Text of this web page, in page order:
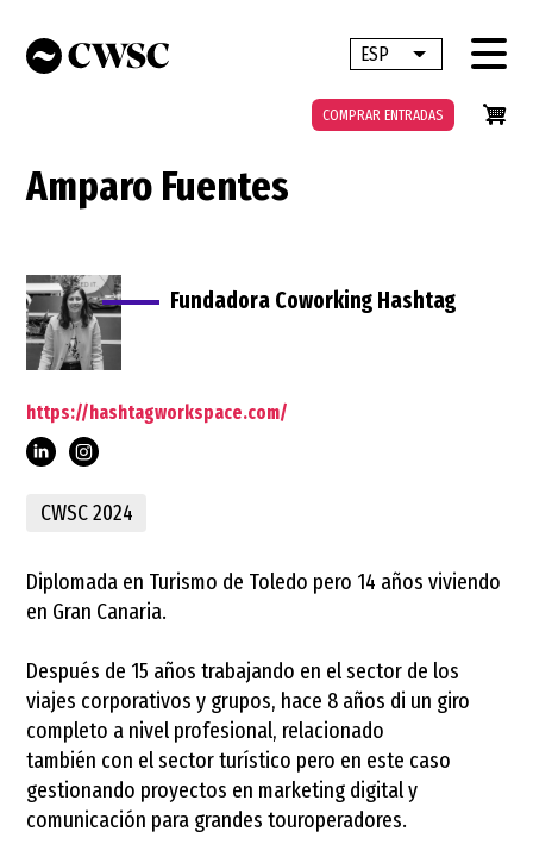
contenido
ESP Lista adicional
COMPRAR ENTRADAS
Amparo Fuentes
Fundadora Coworking Hashtag
https://hashtagworkspace.com/
CWSC 2024
Diplomada en Turismo de Toledo pero 14 años viviendo
en Gran Canaria.
Después de 15 años trabajando en el sector de los
viajes corporativos y grupos, hace 8 años di un giro
completo a nivel profesional, relacionado
también con el sector turístico pero en este caso
gestionando proyectos en marketing digital y
comunicación para grandes touroperadores.